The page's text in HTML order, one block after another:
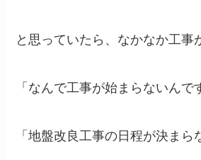
と思っていたら、なかなか工事
「なんで工事が始まらないんで
「地盤改良工事の日程が決まら